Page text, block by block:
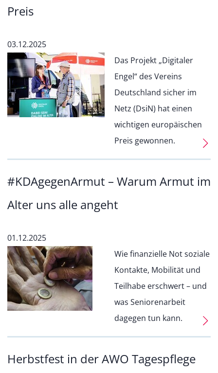
Preis
03.12.2025
Das Projekt „Digitaler
Engel“ des Vereins
Deutschland sicher im
Netz (DsiN) hat einen
wichtigen europäischen
Preis gewonnen.
#KDAgegenArmut – Warum Armut im
Alter uns alle angeht
01.12.2025
Wie finanzielle Not soziale
Kontakte, Mobilität und
Teilhabe erschwert – und
was Seniorenarbeit
dagegen tun kann.
Herbstfest in der AWO Tagespflege